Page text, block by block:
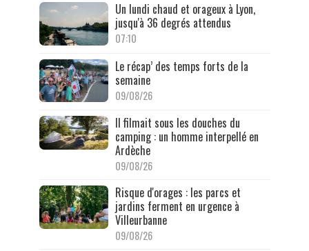
Un lundi chaud et orageux à Lyon,
jusqu'à 36 degrés attendus
07:10
Le récap’ des temps forts de la
semaine
09/08/26
Il filmait sous les douches du
camping : un homme interpellé en
Ardèche
09/08/26
Risque d'orages : les parcs et
jardins ferment en urgence à
Villeurbanne
09/08/26